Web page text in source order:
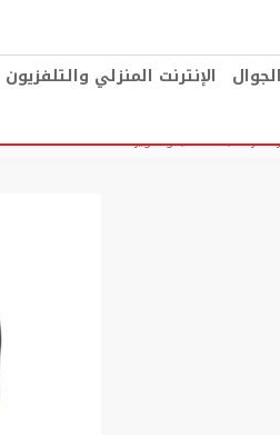
الإنترنت المنزلي والتلفزيون